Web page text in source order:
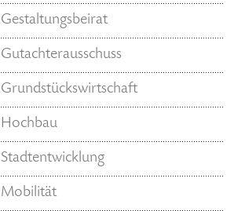
Gestaltungsbeirat
Gutachterausschuss
Grundstückswirtschaft
Hochbau
Stadtentwicklung
Mobilität